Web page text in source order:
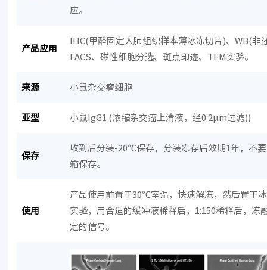
应。
产品应用
IHC(甲醛固定人肺组织样本薄冰冻切片)、WB(非
FACS、磁性细胞分选、斑点印迹、TEM实验。
来源 小鼠杂交瘤细胞
亚型 小鼠IgG1 (浓缩杂交瘤上清液，经0.2μm过滤))
保存
收到后分装-20℃保存，分装冻存后效期1年，不
箱保存。
使用
产品使用前置于30℃室温，快速解冻，然后置于
实验，用合适的缓冲液稀释后，1:150稀释后，冻
定的信号。